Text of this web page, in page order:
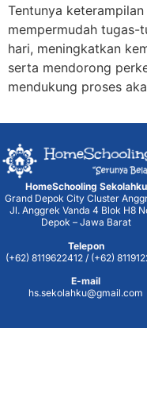
Tentunya
mempermudah tugas-
hari, meningkatkan
serta mendorong
mendukung proses
HomeSchooling Sekolahku
Grand Depok City Cluster
Jl. Anggrek Vanda 4 Blok H8
Depok – Jawa Barat
Telepon
(+62) 8119622412 / (+62)
E-mail
hs.sekolahku@gmail.com